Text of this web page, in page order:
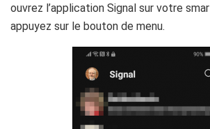
ouvrez l’application Signal sur votre
appuyez sur le bouton de menu.